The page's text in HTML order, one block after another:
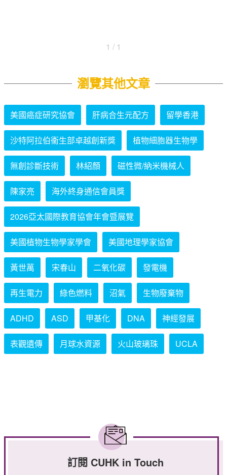
1 / 1
瀏覽其他文章
美國癌症研究協會 肝病合生元配方 留學香港
沙特阿拉伯衞生部卓越創新獎 植物細胞器生物學
無創診斷技術 林紹顏 磁性微/納米機械人
陳家亮 海外終身通信會員獎
2026亞太國際教育協會年會暨展覽
美國植物生物學家學會 美國地理學家協會
黃世萬 宋春山 二氧化碳 發電機
再生電力 綠色燃料 沼氣 生物廢棄物
ADHD ASD 甲基化 DNA 神經發展
表觀遺傳 月球水資源 火山玻璃珠 UCLA
訂閱 CUHK in Touch